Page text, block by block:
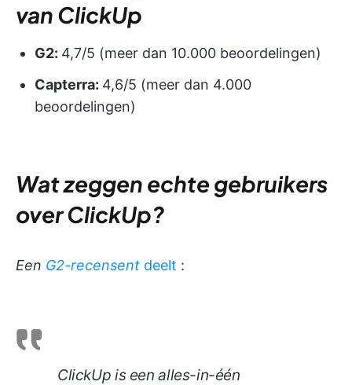
van ClickUp
G2: 4,7/5 (meer dan 10.000 beoordelingen)
Capterra: 4,6/5 (meer dan 4.000
beoordelingen)
Wat zeggen echte gebruikers
over ClickUp?
Een G2-recensent deelt :
ClickUp is een alles-in-één